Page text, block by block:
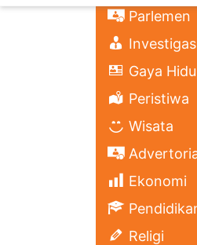
Parlemen
Gaya
Peristiwa
Wisata
Ekonomi
Religi